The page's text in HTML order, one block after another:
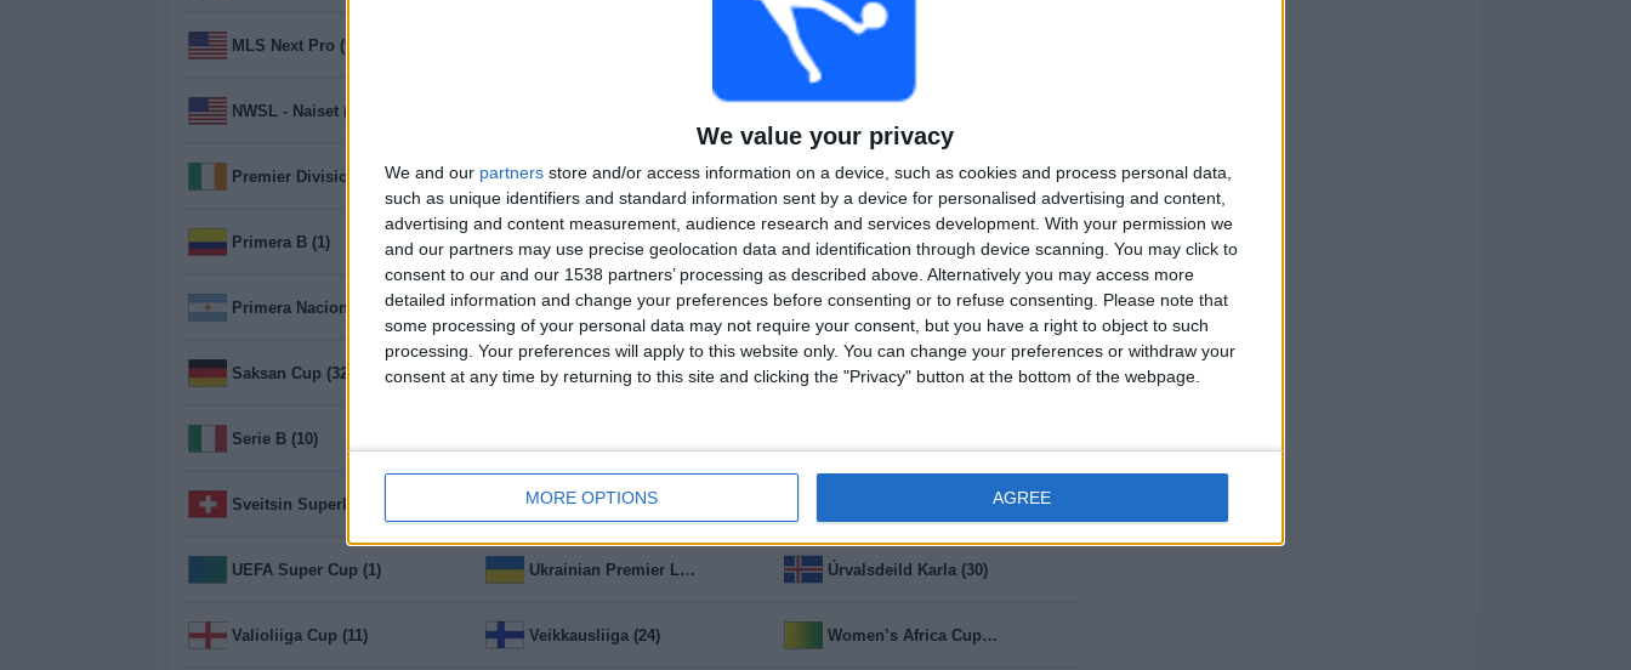
We value your privacy
We and our partners store and/or access information on a device, such as cookies and process personal data,
such as unique identifiers and standard information sent by a device for personalised advertising and content,
advertising and content measurement, audience research and services development. With your permission we
and our partners may use precise geolocation data and identification through device scanning. You may click to
consent to our and our 1538 partners’ processing as described above. Alternatively you may access more
detailed information and change your preferences before consenting or to refuse consenting.
Please note that
some processing of your personal data may not require your consent, but you have a right to object to such
processing. Your preferences will apply to this website only. You can change your preferences or withdraw your
consent at any time by returning to this site and clicking the "Privacy" button at the bottom of the webpage.
MORE OPTIONS AGREE
MLS Next Pro (98)
NWSL - Naiset (101)
Premier Division (4) Primera A - Naiset (8) Primera B (154)
Primera B (1) Primera C (1) Primera Division (8)
Primera Nacional (244) Regionalliga West (18) Reserve League (236)
Saksan Cup (32) Segunda Division (7) Serie A (18)
Serie B (10)
Sveitsin Superliiga (5) UEFA Nations League (156)
UEFA Super Cup (1) Ukrainian Premier League (17) Úrvalsdeild Karla (30)
Valioliiga Cup (11) Veikkausliiga (24) Women’s Africa Cup of Nations (4)